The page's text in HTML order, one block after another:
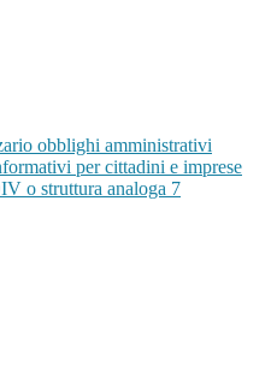
obblighi amministrativi
per cittadini e imprese
o struttura analoga 7